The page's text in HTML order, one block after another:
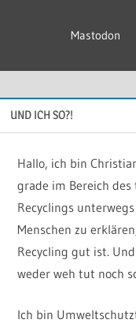
Mastodon
UND ICH SO?!
Hallo, ich bin
grade im Bereich des
Recyclings
Menschen zu
Recycling gut ist.
weder weh tut noch
Ich bin